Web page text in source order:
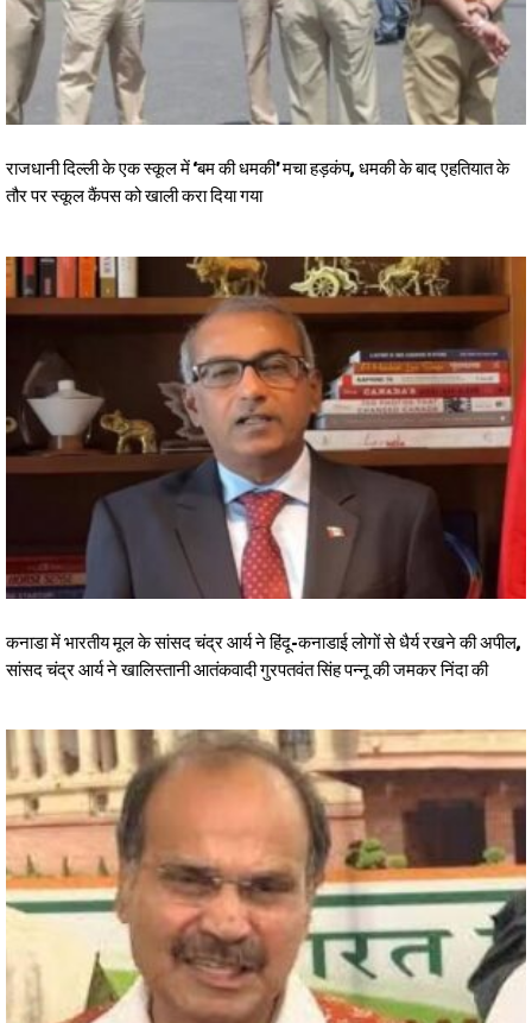
राजधानी दिल्ली के एक स्कूल में ‘बम की धमकी’ मचा हड़कंप, धमकी के बाद एहतियात के
तौर पर स्कूल कैंपस को खाली करा दिया गया
कनाडा में भारतीय मूल के सांसद चंद्र आर्य ने हिंदू-कनाडाई लोगों से धैर्य रखने की अपील,
सांसद चंद्र आर्य ने खालिस्तानी आतंकवादी गुरपतवंत सिंह पन्नू की जमकर निंदा की